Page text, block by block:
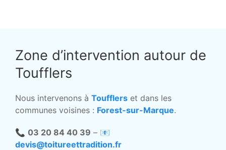
Zone d’intervention autour de
Toufflers
Nous intervenons à Toufflers et dans les
communes voisines : Forest-sur-Marque.
📞 03 20 84 40 39 – 📧
devis@toitureettradition.fr